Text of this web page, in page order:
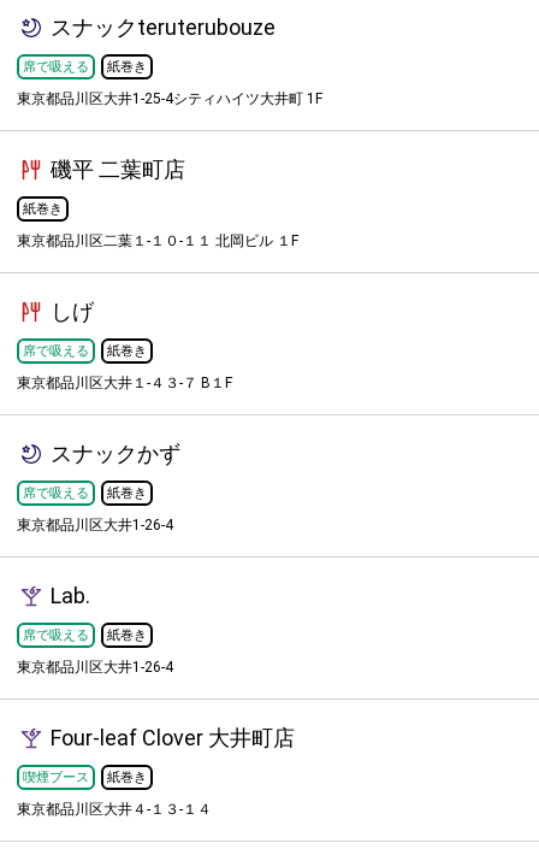
スナックteruterubouze
席で吸える 紙巻き
東京都品川区大井1-25-4シティハイツ大井町 1F
磯平 二葉町店
紙巻き
東京都品川区二葉１-１０-１１ 北岡ビル １F
しげ
席で吸える 紙巻き
東京都品川区大井１-４３-７ B１F
スナックかず
席で吸える 紙巻き
東京都品川区大井1-26-4
Lab.
席で吸える 紙巻き
東京都品川区大井1-26-4
Four-leaf Clover 大井町店
喫煙ブース 紙巻き
東京都品川区大井４-１３-１４